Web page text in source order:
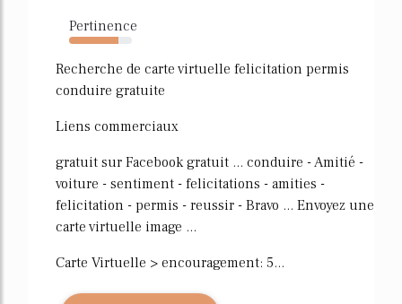
Pertinence
78%
Recherche de carte virtuelle felicitation permis
conduire gratuite
Liens commerciaux
gratuit sur Facebook gratuit ... conduire - Amitié -
voiture - sentiment - felicitations - amities -
felicitation - permis - reussir - Bravo ... Envoyez une
carte virtuelle image ...
Carte Virtuelle > encouragement: 5...